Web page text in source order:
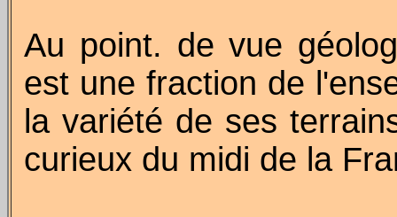
Au point. de vue
est une fraction de
la variété de ses
curieux du midi de la